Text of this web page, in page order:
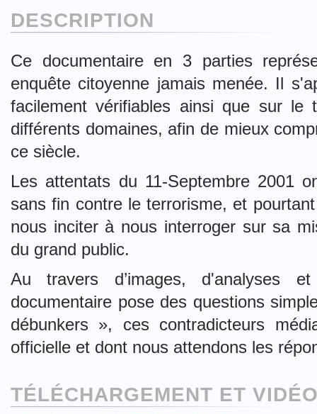
DESCRIPTION
Ce documentaire en 3 parties
enquête citoyenne jamais menée. Il
facilement vérifiables ainsi que sur le
différents domaines, afin de mieux
ce siècle.
Les attentats du 11-Septembre 2001
sans fin contre le terrorisme, et
nous inciter à nous interroger sur sa
du grand public.
Au travers d’images, d'analyses
documentaire pose des questions
débunkers », ces contradicteurs
officielle et dont nous attendons les
TÉLÉCHARGEMENT ET